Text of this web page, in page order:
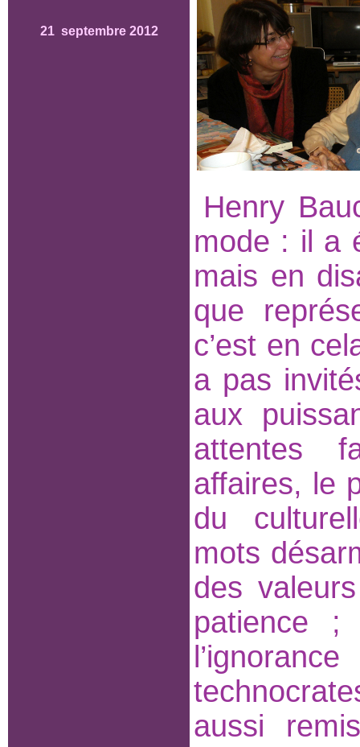
21 septembre 2012
Henry
mode : il a
mais en
que
c’est en
a pas
aux
attentes
affaires, le
du
mots
des
patience
aussi